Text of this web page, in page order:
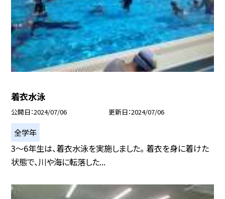
着衣水泳
公開日 2024/07/06 更新日 2024/07/06
全学年
3〜6年生は、着衣水泳を実施しました。 着衣を身に着けた
状態で、川や海に転落した...